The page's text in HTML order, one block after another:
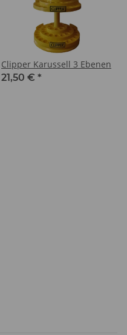
Clipper Karussell 3 Ebenen
21,50 € *